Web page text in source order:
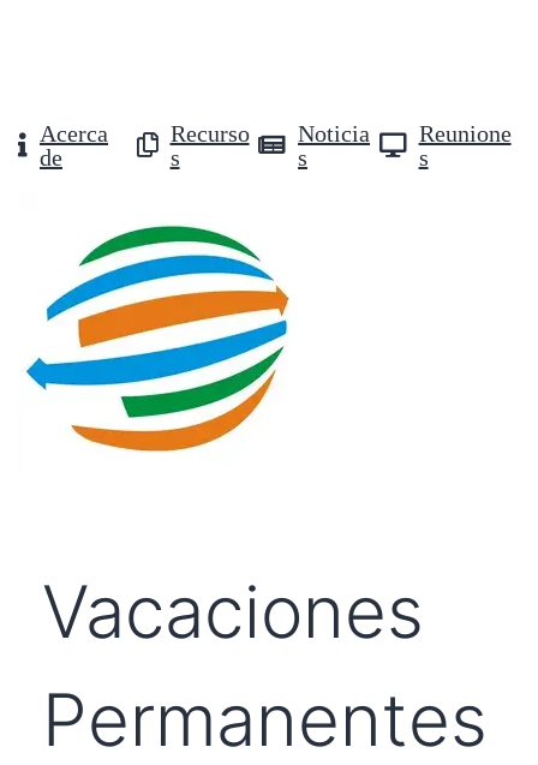
Acerca
de
Recurso
s
Noticia
s
Reunione
s
Vacaciones
Permanentes